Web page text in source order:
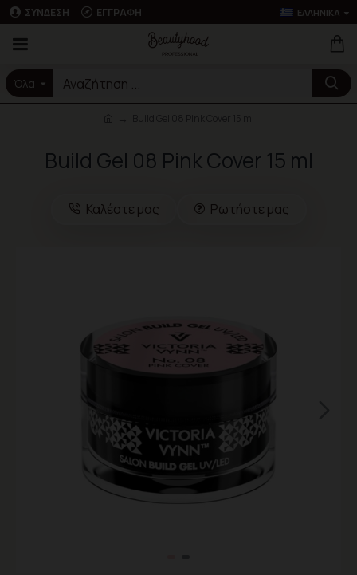
ΣΎΝΔΕΣΗ ΕΓΓΡΑΦΉ ΕΛΛΗΝΙΚΆ
Όλα
Build Gel 08 Pink Cover 15 ml
Καλέστε μας Ρωτήστε μας